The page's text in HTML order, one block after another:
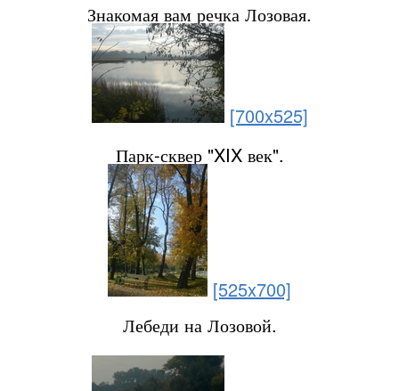
Знакомая вам речка Лозовая.
[700x525]
Парк-сквер "XIX век".
[525x700]
Лебеди на Лозовой.